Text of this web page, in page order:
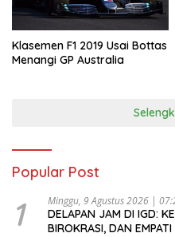
Klasemen F1 2019 Usai Bottas
Menangi GP Australia
Popular Post
1 Minggu, 9 Agustus 2026 |
DELAPAN JAM DI IGD:
BIROKRASI, DAN